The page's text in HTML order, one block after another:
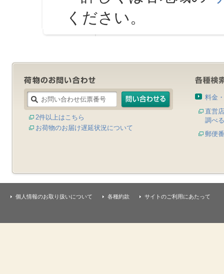
ください。
2件以上はこちら
お荷物のお届け遅延状況について
料金
直営
調べる
郵便
個人情報のお取り扱いについて 各種約款 サイトのご利用にあたって